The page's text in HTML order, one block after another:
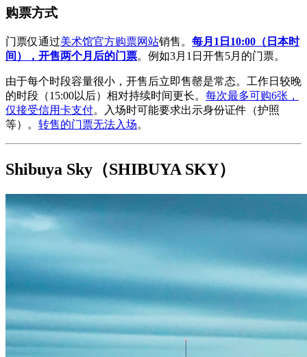
购票方式
门票仅通过美术馆官方购票网站销售。 每月1日10:00（日本时
间），开售两个月后的门票。例如3月1日开售5月的门票。
由于每个时段容量很小，开售后立即售罄是常态。工作日较晚
的时段（15:00以后）相对持续时间更长。 每次最多可购6张，
仅接受信用卡支付。入场时可能要求出示身份证件（护照
等）。 转售的门票无法入场。
Shibuya Sky（SHIBUYA SKY）